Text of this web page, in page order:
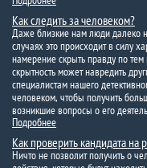
Как следить за человеком?
Даже близкие нам люди далеко
случаях это происходит в силу
намерение скрыть правду по
скрытность может навредить
специалистам нашего
человеком, чтобы получить
возникшие вопросы о его
Подробнее
Как проверить кандидата на
Ничто не позволит получить о